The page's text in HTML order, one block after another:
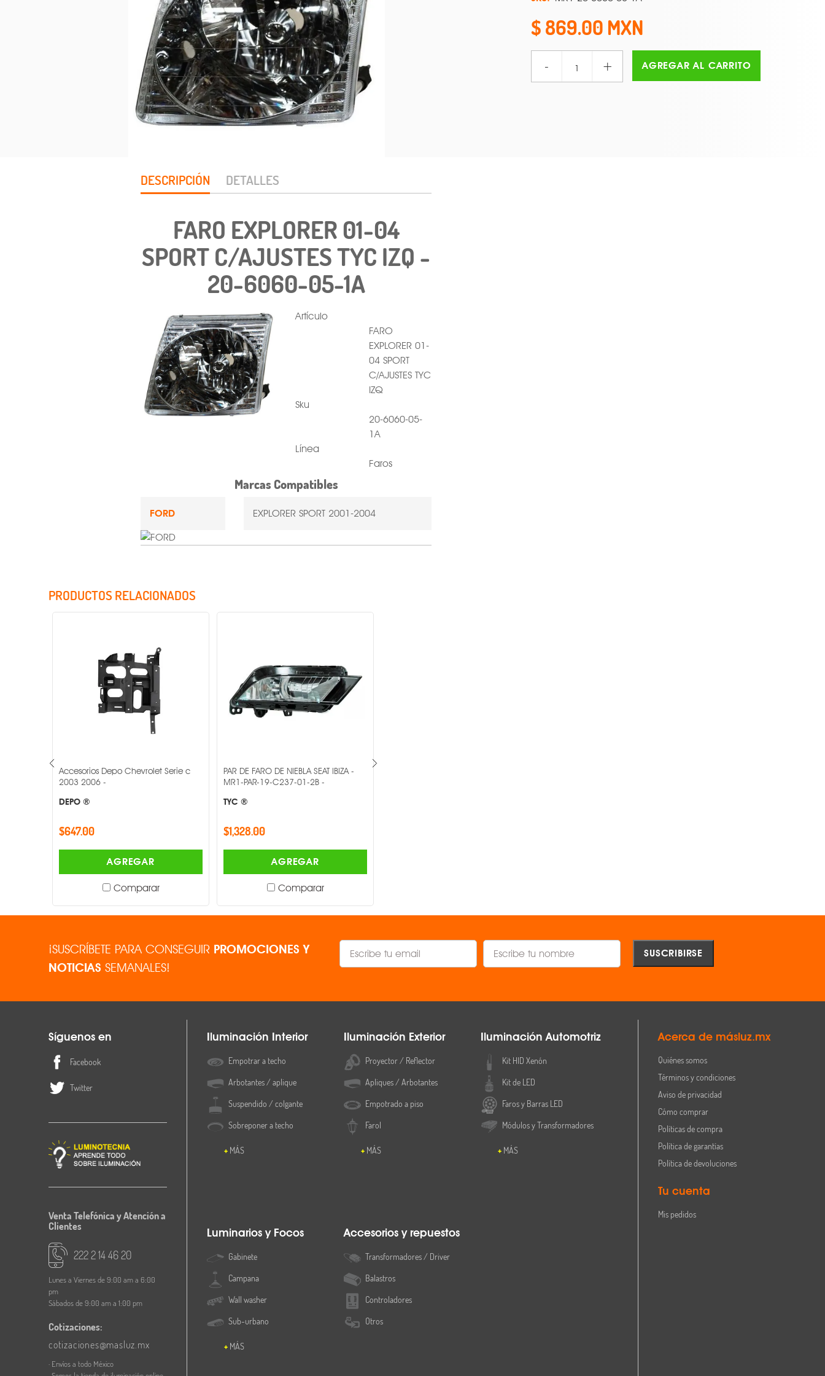
869.00
- + AGREGAR AL CARRITO
DESCRIPCIÓN DETALLES
FARO EXPLORER 01-04
SPORT C/AJUSTES TYC IZQ -
20-6060-05-1A
Artículo
FARO
EXPLORER 01-
04 SPORT
C/AJUSTES TYC
IZQ
Sku
20-6060-05-
1A
Línea
Faros
Marcas Compatibles
FORD EXPLORER SPORT 2001-2004
Incluye Cristales
PRODUCTOS RELACIONADOS
Accesorios Depo Chevrolet Serie c
2003 2006 -
DEPO ®
$647.00
AGREGAR
Comparar
PAR DE FARO DE NIEBLA SEAT IBIZA -
MR1-PAR-19-C237-01-2B -
TYC ®
$1,328.00
AGREGAR
Comparar
¡SUSCRÍBETE PARA CONSEGUIR PROMOCIONES Y
NOTICIAS SEMANALES!
Síguenos en
Facebook
Twitter
Venta Telefónica y Atención a
Clientes
222 2 14 46 20
Lunes a Viernes de 9:00 am a 6:00
pm
Sábados de 9:00 am a 1:00 pm
Cotizaciones:
cotizaciones@masluz.mx
· Envíos a todo México
Iluminación Interior
Empotrar a techo
Arbotantes / aplique
Suspendido / colgante
Sobreponer a techo
MÁS
Iluminación Exterior
Proyector / Reflector
Apliques / Arbotantes
Empotrado a piso
Farol
MÁS
Iluminación Automotriz
Kit HID Xenón
Kit de LED
Faros y Barras LED
Módulos y Transformadores
MÁS
Luminarios y Focos
Gabinete
Campana
Wall washer
Sub-urbano
MÁS
Accesorios y repuestos
Transformadores / Driver
Balastros
Controladores
Otros
Acerca de másluz.mx
Quiénes somos
Términos y condiciones
Aviso de privacidad
Cómo comprar
Políticas de compra
Política de garantías
Política de devoluciones
Tu cuenta
Mis pedidos